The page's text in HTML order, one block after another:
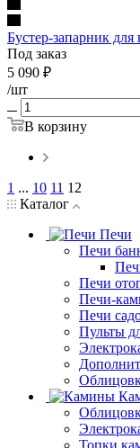
Бустер-запарник
Под заказ
5 090 ₽
/шт
В корзину
1 ... 10 11 12
Каталог
Печи
Печи
Печи
Печи-
Печи
Пульты
Топки